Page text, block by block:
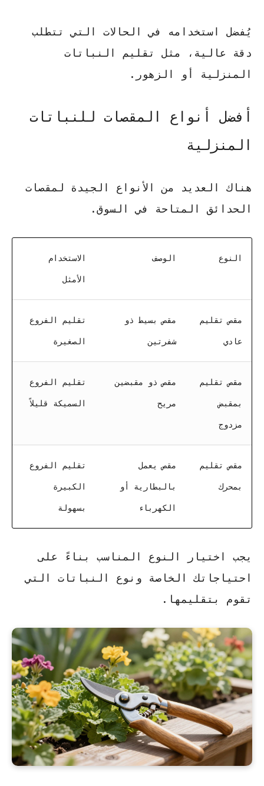
يُفضل استخدامه في الحالات التي تتطلب
دقة عالية، مثل تقليم النباتات
المنزلية أو الزهور.
أفضل أنواع المقصات للنباتات
المنزلية
هناك العديد من الأنواع الجيدة لمقصات
الحدائق المتاحة في السوق.
النوع الوصف الاستخدام
الأمثل
مقص تقليم
عادي
مقص بسيط ذو
شفرتين
تقليم الفروع
الصغيرة
مقص تقليم
بمقبض
مزدوج
مقص ذو مقبضين
مريح
تقليم الفروع
السميكة قليلاً
مقص تقليم
بمحرك
مقص يعمل
بالبطارية أو
الكهرباء
تقليم الفروع
الكبيرة
بسهولة
يجب اختيار النوع المناسب بناءً على
احتياجاتك الخاصة ونوع النباتات التي
تقوم بتقليمها.